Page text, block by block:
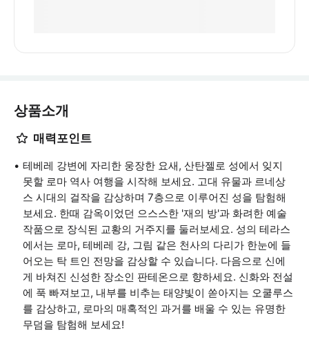
상품소개
매력포인트
테베레 강변에 자리한 웅장한 요새, 산탄젤로 성에서 잊지
못할 로마 역사 여행을 시작해 보세요. 고대 유물과 르네상
스 시대의 걸작을 감상하며 7층으로 이루어진 성을 탐험해
보세요. 한때 감옥이었던 으스스한 '재의 방'과 화려한 예술
작품으로 장식된 교황의 거주지를 둘러보세요. 성의 테라스
에서는 로마, 테베레 강, 그림 같은 천사의 다리가 한눈에 들
어오는 탁 트인 전망을 감상할 수 있습니다. 다음으로 신에
게 바쳐진 신성한 장소인 판테온으로 향하세요. 신화와 전설
에 푹 빠져보고, 내부를 비추는 태양빛이 쏟아지는 오쿨루스
를 감상하고, 로마의 매혹적인 과거를 배울 수 있는 유명한
무덤을 탐험해 보세요!